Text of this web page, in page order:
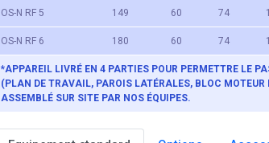
*APPAREIL LIVRÉ EN 4 PARTIES POUR PERMETTRE LE
(PLAN DE TRAVAIL, PAROIS LATÉRALES, BLOC MOTEUR
ASSEMBLÉ SUR SITE PAR NOS ÉQUIPES.
OS-N RF 5 149 60 74
OS-N RF 6 180 60 74